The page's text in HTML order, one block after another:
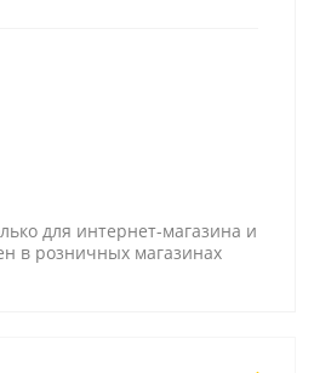
для интернет-магазина и
в розничных магазинах